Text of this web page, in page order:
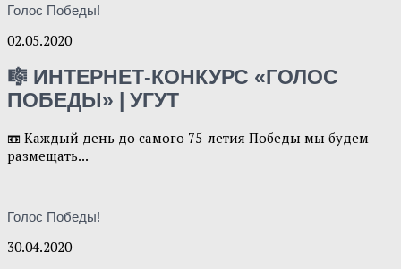
Голос Победы!
02.05.2020
🎼 ИНТЕРНЕТ-КОНКУРС «ГОЛОС
ПОБЕДЫ» | УГУТ
📼 Каждый день до самого 75-летия Победы мы будем
размещать...
Голос Победы!
30.04.2020